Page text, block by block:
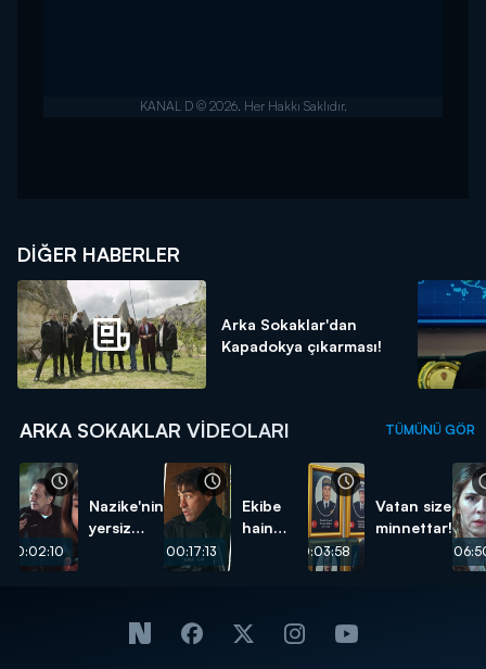
DIĞER HABERLER
Arka Sokaklar'dan
Kapadokya çıkarması!
ARKA SOKAKLAR VIDEOLARI TÜMÜNÜ GÖR
00:02:10
Nazike'nin
yersiz
00:17:13
Ekibe
hain
00:03:58
Vatan size
minnettar!